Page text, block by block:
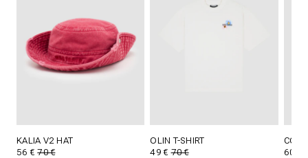
KALIA V2 HAT
56 €70 €
OLIN T-SHIRT
49 €70 €
COSI
60 €